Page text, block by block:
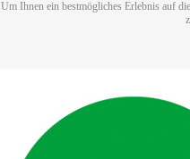
Um Ihnen ein bestmögliches Erlebnis auf